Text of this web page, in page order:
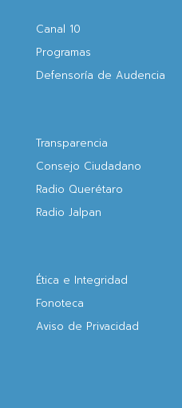
Canal 10
Programas
Defensoría de Audencia
Transparencia
Consejo Ciudadano
Radio Querétaro
Radio Jalpan
Ética e Integridad
Fonoteca
Aviso de Privacidad